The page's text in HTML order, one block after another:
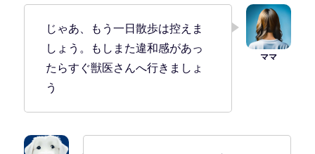
じゃあ、もう一日散歩は控えま
しょう。もしまた違和感があっ
たらすぐ獣医さんへ行きましょ
う